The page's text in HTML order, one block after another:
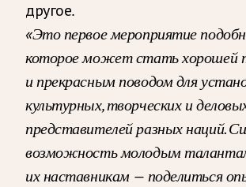
другое.
«Это первое мероприятие
которое может стать хорошей
и прекрасным поводом для
культурных, творческих и
представителей разных наций.
возможность молодым
их наставникам — поделиться